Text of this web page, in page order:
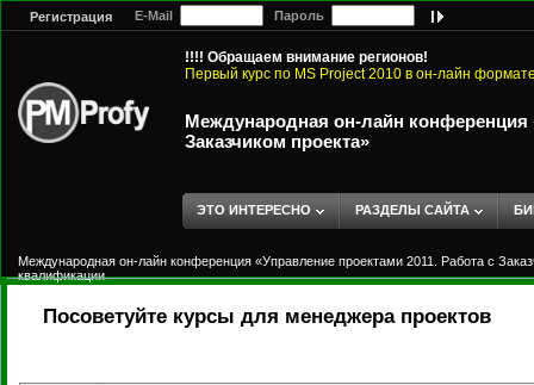
Регистрация E-Mail Пароль
!!!! Обращаем внимание регионов!
Первый курс по MS Project 2010 в он-лайн
Международная он-лайн конференция
Заказчиком проекта»
ЭТО ИНТЕРЕСНО РАЗДЕЛЫ САЙТА
Международная он-лайн конференция «Управление проектами 2011. Работа с
квалификации
Посоветуйте курсы для менеджера проектов